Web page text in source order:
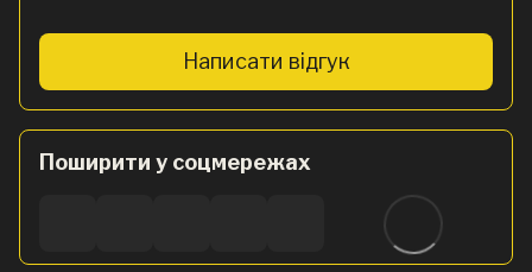
Написати відгук
Поширити у соцмережах